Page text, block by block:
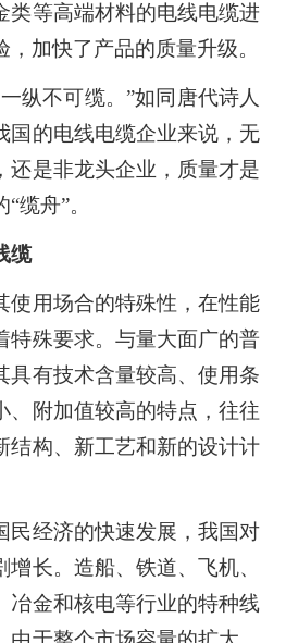
类等高端材料的电线电缆进
加快了产品的质量升级。
不可缆。”如同唐代诗人
国的电线电缆企业来说，无
还是非龙头企业，质量才是
缆舟”。
缆
用场合的特殊性，在性能
特殊要求。与量大面广的普
具有技术含量较高、使用条
、附加值较高的特点，往往
结构、新工艺和新的设计计
经济的快速发展，我国对
长。造船、铁道、飞机、
冶金和核电等行业的特种线